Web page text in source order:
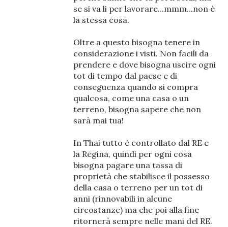
se si va li per lavorare...mmm...non è
la stessa cosa.
Oltre a questo bisogna tenere in
considerazione i visti. Non facili da
prendere e dove bisogna uscire ogni
tot di tempo dal paese e di
conseguenza quando si compra
qualcosa, come una casa o un
terreno, bisogna sapere che non
sarà mai tua!
In Thai tutto è controllato dal RE e
la Regina, quindi per ogni cosa
bisogna pagare una tassa di
proprietà che stabilisce il possesso
della casa o terreno per un tot di
anni (rinnovabili in alcune
circostanze) ma che poi alla fine
ritornerà sempre nelle mani del RE.